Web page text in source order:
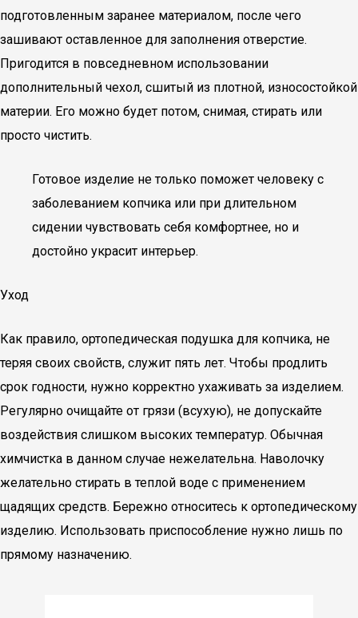
подготовленным заранее материалом, после чего
зашивают оставленное для заполнения отверстие.
Пригодится в повседневном использовании
дополнительный чехол, сшитый из плотной, износостойкой
материи. Его можно будет потом, снимая, стирать или
просто чистить.
Готовое изделие не только поможет человеку с
заболеванием копчика или при длительном
сидении чувствовать себя комфортнее, но и
достойно украсит интерьер.
Уход
Как правило, ортопедическая подушка для копчика, не
теряя своих свойств, служит пять лет. Чтобы продлить
срок годности, нужно корректно ухаживать за изделием.
Регулярно очищайте от грязи (всухую), не допускайте
воздействия слишком высоких температур. Обычная
химчистка в данном случае нежелательна. Наволочку
желательно стирать в теплой воде с применением
щадящих средств. Бережно относитесь к ортопедическому
изделию. Использовать приспособление нужно лишь по
прямому назначению.